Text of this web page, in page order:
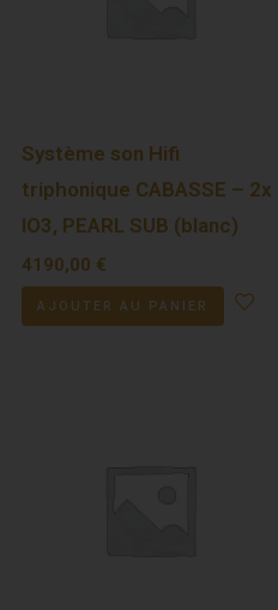
Système son Hifi
triphonique CABASSE – 2x
IO3, PEARL SUB (blanc)
4190,00 €
AJOUTER AU PANIER